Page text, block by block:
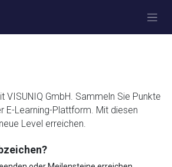
VISUNIQ GmbH. Sammeln Sie Punkte
E-Learning-Plattform. Mit diesen
Level erreichen.